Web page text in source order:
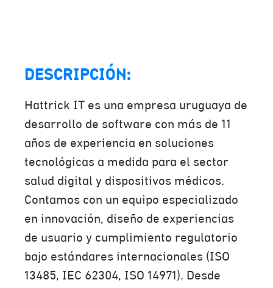
DESCRIPCIÓN:
Hattrick IT es una empresa uruguaya de
desarrollo de software con más de 11
años de experiencia en soluciones
tecnológicas a medida para el sector
salud digital y dispositivos médicos.
Contamos con un equipo especializado
en innovación, diseño de experiencias
de usuario y cumplimiento regulatorio
bajo estándares internacionales (ISO
13485, IEC 62304, ISO 14971). Desde